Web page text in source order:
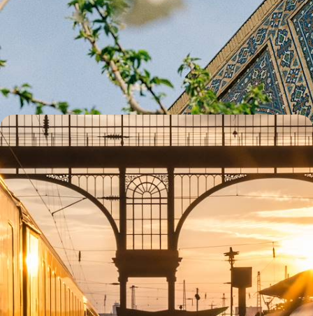
Un Orient proche et lointain
Samarcande, Boukhara et Istanbul : conjuguer trois cités légendaires
qui vous reçoivent comme des hôtes de marque
9 jours, de CHF 3200 à CHF 3700
De Paris à Istanbul - La grande traversée ferroviaire
À travers l’Europe centrale et les Balkans, cheminer sur des rails
légendaires et retrouver le trajet qu’empruntait autrefois l’Orient-
Express
12 jours, de CHF 3900 à CHF 4800
Toutes nos suggestions de voyages je voyage en solo en
Turquie (6)